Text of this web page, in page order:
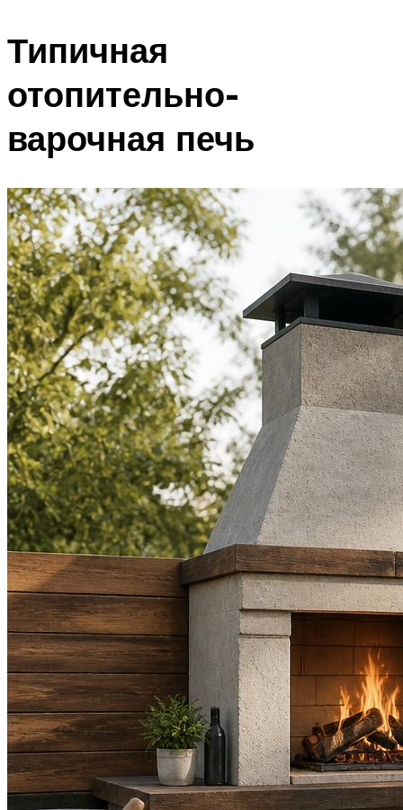
Типичная
отопительно-
варочная печь